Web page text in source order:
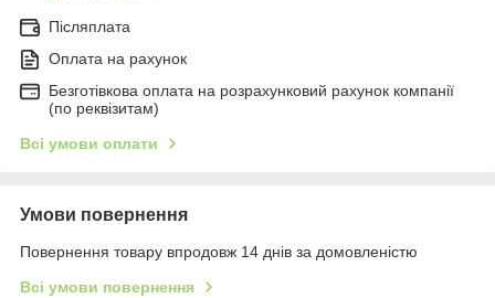
Післяплата
Оплата на рахунок
Безготівкова оплата на розрахунковий рахунок компанії
(по реквізитам)
Всі умови оплати
Умови повернення
Повернення товару впродовж 14 днів за домовленістю
Всі умови повернення